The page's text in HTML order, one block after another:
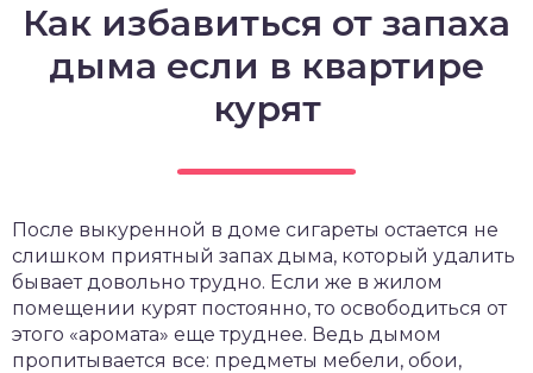
Как избавиться от запаха
дыма если в квартире
курят
После выкуренной в доме сигареты остается не
слишком приятный запах дыма, который удалить
бывает довольно трудно. Если же в жилом
помещении курят постоянно, то освободиться от
этого «аромата» еще труднее. Ведь дымом
пропитывается все: предметы мебели, обои,